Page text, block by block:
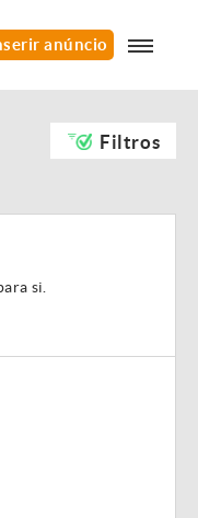
anúncio
Filtros
si.